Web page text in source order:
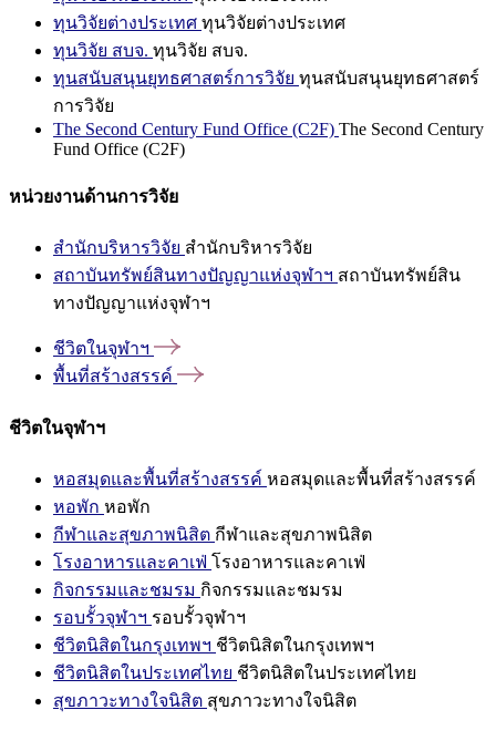
ทุนวิจัยต่างประเทศ ทุนวิจัยต่างประเทศ
ทุนวิจัย สบจ. ทุนวิจัย สบจ.
ทุนสนับสนุนยุทธศาสตร์การวิจัย ทุนสนับสนุนยุทธศาสตร์
การวิจัย
The Second Century Fund Office (C2F) The Second Century
Fund Office (C2F)
หน่วยงานด้านการวิจัย
สำนักบริหารวิจัย สำนักบริหารวิจัย
สถาบันทรัพย์สินทางปัญญาแห่งจุฬาฯ สถาบันทรัพย์สิน
ทางปัญญาแห่งจุฬาฯ
ชีวิตในจุฬาฯ
พื้นที่สร้างสรรค์
ชีวิตในจุฬาฯ
หอสมุดและพื้นที่สร้างสรรค์ หอสมุดและพื้นที่สร้างสรรค์
หอพัก หอพัก
กีฬาและสุขภาพนิสิต กีฬาและสุขภาพนิสิต
โรงอาหารและคาเฟ่ โรงอาหารและคาเฟ่
กิจกรรมและชมรม กิจกรรมและชมรม
รอบรั้วจุฬาฯ รอบรั้วจุฬาฯ
ชีวิตนิสิตในกรุงเทพฯ ชีวิตนิสิตในกรุงเทพฯ
ชีวิตนิสิตในประเทศไทย ชีวิตนิสิตในประเทศไทย
สุขภาวะทางใจนิสิต สุขภาวะทางใจนิสิต